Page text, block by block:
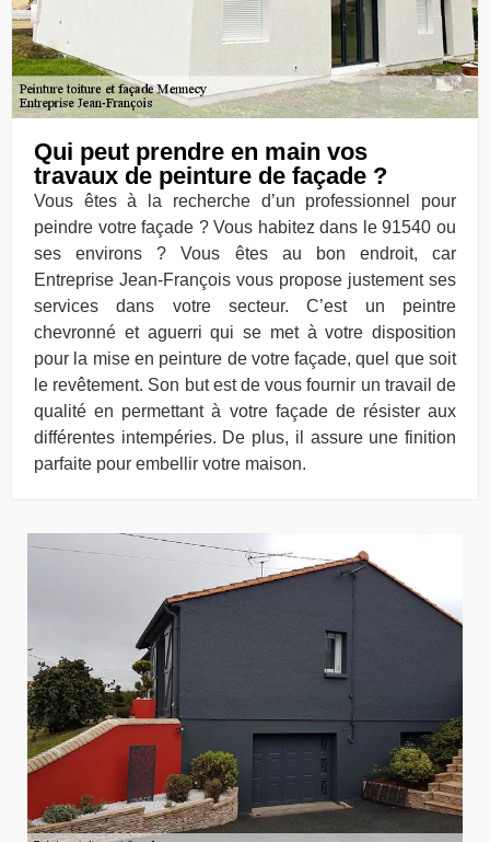
Qui peut prendre en main vos
travaux de peinture de façade ?
Vous êtes à la recherche d’un professionnel pour
peindre votre façade ? Vous habitez dans le 91540 ou
ses environs ? Vous êtes au bon endroit, car
Entreprise Jean-François vous propose justement ses
services dans votre secteur. C’est un peintre
chevronné et aguerri qui se met à votre disposition
pour la mise en peinture de votre façade, quel que soit
le revêtement. Son but est de vous fournir un travail de
qualité en permettant à votre façade de résister aux
différentes intempéries. De plus, il assure une finition
parfaite pour embellir votre maison.